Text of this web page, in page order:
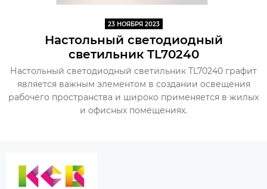
23 НОЯБРЯ 2023
Настольный светодиодный
светильник TL70240
Настольный светодиодный светильник TL70240 графит
является важным элементом в создании освещения
рабочего пространства и широко применяется в жилых
и офисных помещениях.